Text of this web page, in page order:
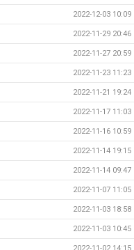
2022-12-03 10:09
2022-11-29 20:46
2022-11-27 20:59
2022-11-23 11:23
2022-11-21 19:24
2022-11-17 11:03
2022-11-16 10:59
2022-11-14 19:15
2022-11-14 09:47
2022-11-07 11:05
2022-11-03 18:58
2022-11-03 10:45
2022-11-02 14:15